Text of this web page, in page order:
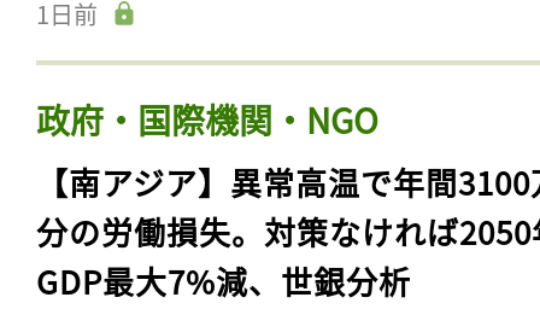
1日前
政府・国際機関・NGO
【南アジア】異常高温で年間
分の労働損失。対策なければ
GDP最大7%減、世銀分析